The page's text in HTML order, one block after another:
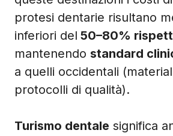
protesi dentarie risultano
inferiori del 50–80%
mantenendo standard
a quelli occidentali
protocolli di qualità).
Turismo dentale significa